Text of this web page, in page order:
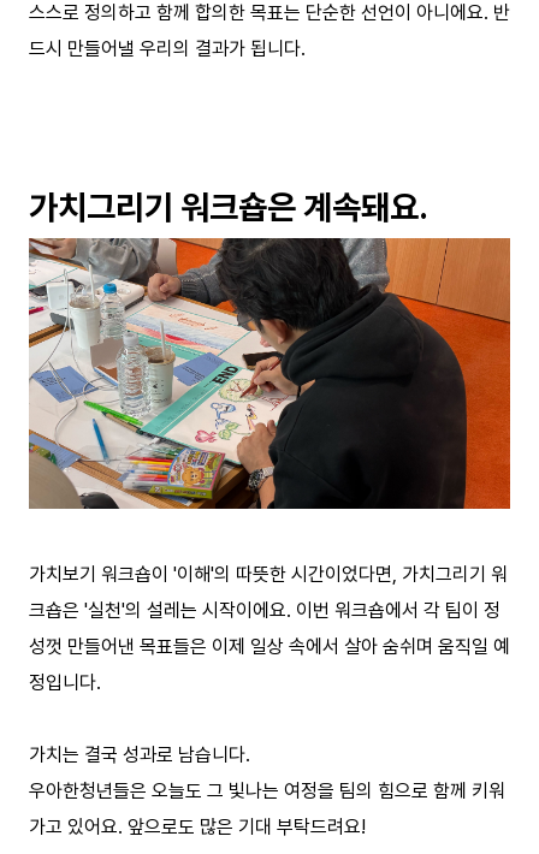
스스로 정의하고 함께 합의한 목표는 단순한 선언이 아니에요. 반
드시 만들어낼 우리의 결과가 됩니다.
가치그리기 워크숍은 계속돼요.
가치보기 워크숍이 '이해'의 따뜻한 시간이었다면, 가치그리기 워
크숍은 '실천'의 설레는 시작이에요. 이번 워크숍에서 각 팀이 정
성껏 만들어낸 목표들은 이제 일상 속에서 살아 숨쉬며 움직일 예
정입니다.
가치는 결국 성과로 남습니다.
우아한청년들은 오늘도 그 빛나는 여정을 팀의 힘으로 함께 키워
가고 있어요. 앞으로도 많은 기대 부탁드려요!